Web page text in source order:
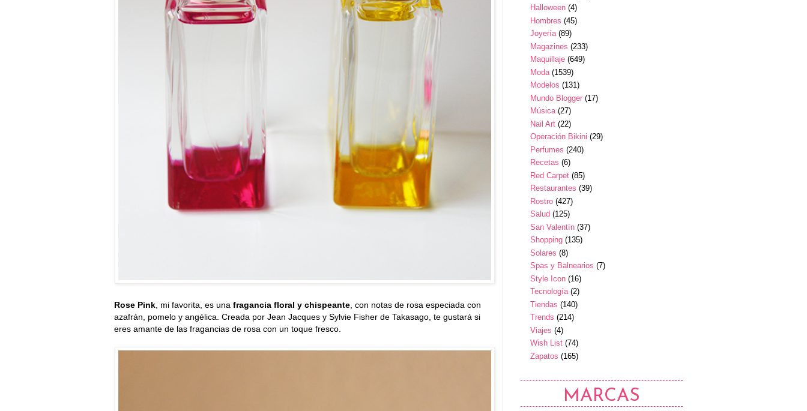
Rose Pink, mi favorita, es una fragancia floral y chispeante, con notas de rosa especiada con
azafrán, pomelo y angélica. Creada por Jean Jacques y Sylvie Fisher de Takasago, te gustará si
eres amante de las fragancias de rosa con un toque fresco.
Halloween (4)
Hombres (45)
Joyería (89)
Magazines (233)
Maquillaje (649)
Moda (1539)
Modelos (131)
Mundo Blogger (17)
Música (27)
Nail Art (22)
Operación Bikini (29)
Perfumes (240)
Recetas (6)
Red Carpet (85)
Restaurantes (39)
Rostro (427)
Salud (125)
San Valentín (37)
Shopping (135)
Solares (8)
Spas y Balnearios (7)
Style Icon (16)
Tecnología (2)
Tiendas (140)
Trends (214)
Viajes (4)
Wish List (74)
Zapatos (165)
MARCAS